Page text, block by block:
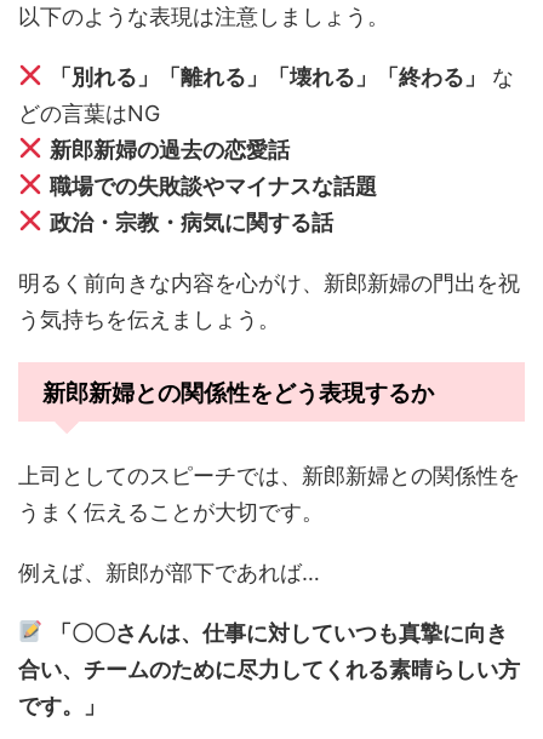
以下のような表現は注意しましょう。
「別れる」「離れる」「壊れる」「終わる」
な
どの言葉はNG
新郎新婦の過去の恋愛話
職場での失敗談やマイナスな話題
政治・宗教・病気に関する話
明るく前向きな内容を心がけ、新郎新婦の門出を祝
う気持ちを伝えましょう。
新郎新婦との関係性をどう表現するか
上司としてのスピーチでは、新郎新婦との関係性を
うまく伝えることが大切です。
例えば、新郎が部下であれば…
「〇〇さんは、仕事に対していつも真摯に向き
合い、チームのために尽力してくれる素晴らしい方
です。」